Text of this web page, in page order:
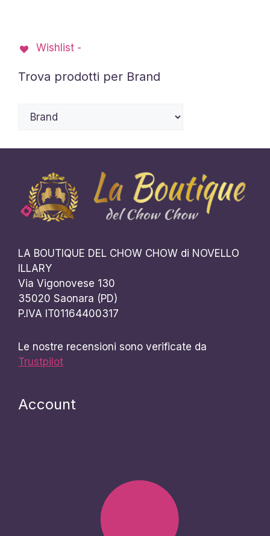
Wishlist -
Trova prodotti per Brand
LA BOUTIQUE DEL CHOW CHOW di NOVELLO
ILLARY
Via Vigonovese 130
35020 Saonara (PD)
P.IVA IT01164400317
Le nostre recensioni sono verificate da
Trustpilot
Account